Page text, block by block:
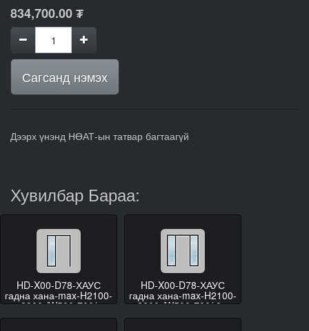
834,700.00₮
Сагсанд нэмэх
Дээрх үнэнд НӨАТ-ын татвар багтаагүй
Хувилбар Бараа:
HD-X00-D78-ХАУС
гадна хана-max-H2100-
2200 /W500-700/
HD-X00-D78-ХАУС
гадна хана-max-H2100-
2200 /W500-700/ 2ш